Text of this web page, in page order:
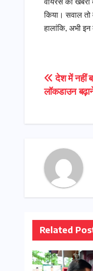
वायरस की खबरों
किया। सवाल तो
हालांकि, अभी
Post
देश में नहीं
लॉकडाउन
Related